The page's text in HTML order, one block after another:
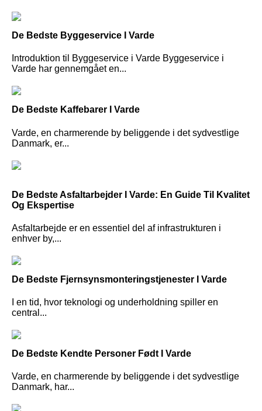
De Bedste Byggeservice I Varde
Introduktion til Byggeservice i Varde Byggeservice i
Varde har gennemgået en...
De Bedste Kaffebarer I Varde
Varde, en charmerende by beliggende i det sydvestlige
Danmark, er...
De Bedste Asfaltarbejder I Varde: En Guide Til Kvalitet
Og Ekspertise
Asfaltarbejde er en essentiel del af infrastrukturen i
enhver by,...
De Bedste Fjernsynsmonteringstjenester I Varde
I en tid, hvor teknologi og underholdning spiller en
central...
De Bedste Kendte Personer Født I Varde
Varde, en charmerende by beliggende i det sydvestlige
Danmark, har...